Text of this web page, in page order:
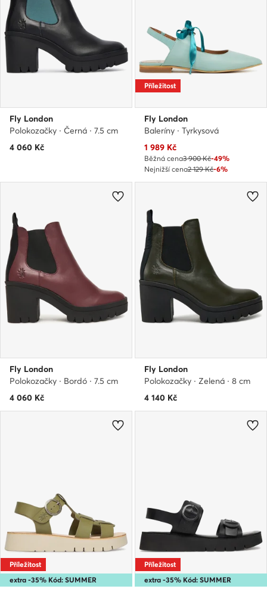
Fly London
Polokozačky · Černá · 7.5 cm
4 060 Kč
Příležitost
Fly London
Baleríny · Tyrkysová
Aktuální cena
1 989 Kč
Běžná cena3 900 Kč-49%
Nejnižší cena2 129 Kč-6%
Fly London
Polokozačky · Bordó · 7.5 cm
4 060 Kč
Fly London
Polokozačky · Zelená · 8 cm
4 140 Kč
extra -35% Kód: SUMMER
Příležitost
extra -35% Kód: SUMMER
Příležitost